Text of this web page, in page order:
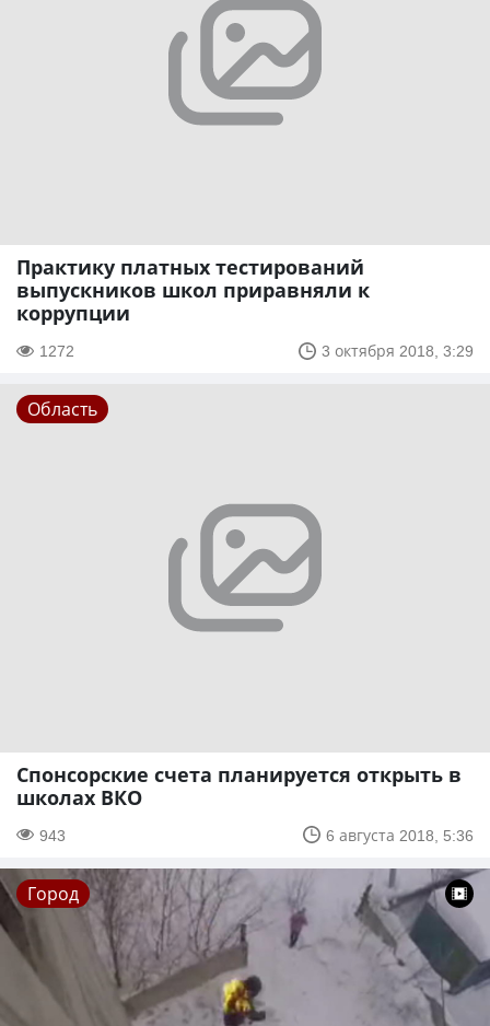
Практику платных тестирований
выпускников школ приравняли к
коррупции
1272 3 октября 2018, 3:29
Область
Спонсорские счета планируется открыть в
школах ВКО
943 6 августа 2018, 5:36
Город